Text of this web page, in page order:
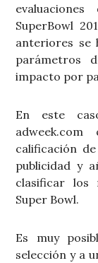
SuperBowl
anteriores se
parámetros
impacto por
En este
calificación
publicidad y
clasificar los
Super Bowl.
Es muy
selección y a